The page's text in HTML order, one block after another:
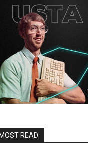
READ